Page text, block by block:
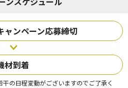
ャンペーン応募締切
材到着
の⽇程変動がございますのでご了承く